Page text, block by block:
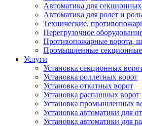
Автоматика для
Автоматика для ролет и
Технические,
Перегрузочное
Противопожарные ворота,
Промышленные секционные
Услуги
Установка секционных
Установка роллетных ворот
Установка откатных ворот
Установка распашных ворот
Установка промышленных
Установка автоматики для
Установка автоматики для